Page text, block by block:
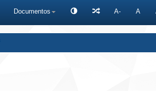
Documentos A- A